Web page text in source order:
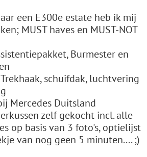
een E300e estate heb ik mij
MUST haves en MUST-NOT
Burmester en
Trekhaak, schuifdak, luchtvering
Mercedes Duitsland
zelf gekocht incl. alle
op basis van 3 foto's, optielijst
van nog geen 5 minuten.... ;)